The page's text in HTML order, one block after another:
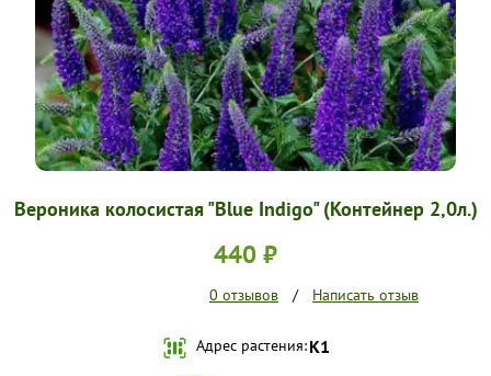
КОНТАКТЫ
Вероника колосистая "Blue Indigo" (Контейнер 2,0л.)
440 ₽
0 отзывов / Написать отзыв
Адрес растения:К1